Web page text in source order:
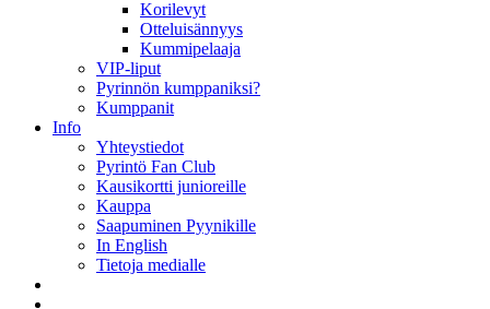
Korilevyt
Otteluisännyys
Kummipelaaja
VIP-liput
Pyrinnön kumppaniksi?
Kumppanit
Info
Yhteystiedot
Pyrintö Fan Club
Kausikortti junioreille
Kauppa
Saapuminen Pyynikille
In English
Tietoja medialle